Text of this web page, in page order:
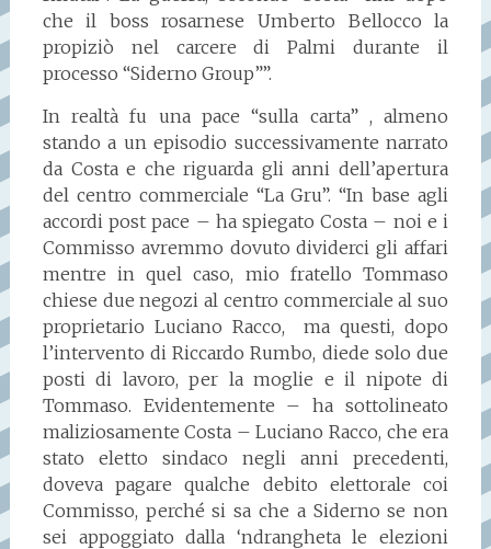
che il boss rosarnese Umberto Bellocco la
propiziò nel carcere di Palmi durante il
processo “Siderno Group””.
In realtà fu una pace “sulla carta” , almeno
stando a un episodio successivamente narrato
da Costa e che riguarda gli anni dell’apertura
del centro commerciale “La Gru”. “In base agli
accordi post pace – ha spiegato Costa – noi e i
Commisso avremmo dovuto dividerci gli affari
mentre in quel caso, mio fratello Tommaso
chiese due negozi al centro commerciale al suo
proprietario Luciano Racco, ma questi, dopo
l’intervento di Riccardo Rumbo, diede solo due
posti di lavoro, per la moglie e il nipote di
Tommaso. Evidentemente – ha sottolineato
maliziosamente Costa – Luciano Racco, che era
stato eletto sindaco negli anni precedenti,
doveva pagare qualche debito elettorale coi
Commisso, perché si sa che a Siderno se non
sei appoggiato dalla ‘ndrangheta le elezioni